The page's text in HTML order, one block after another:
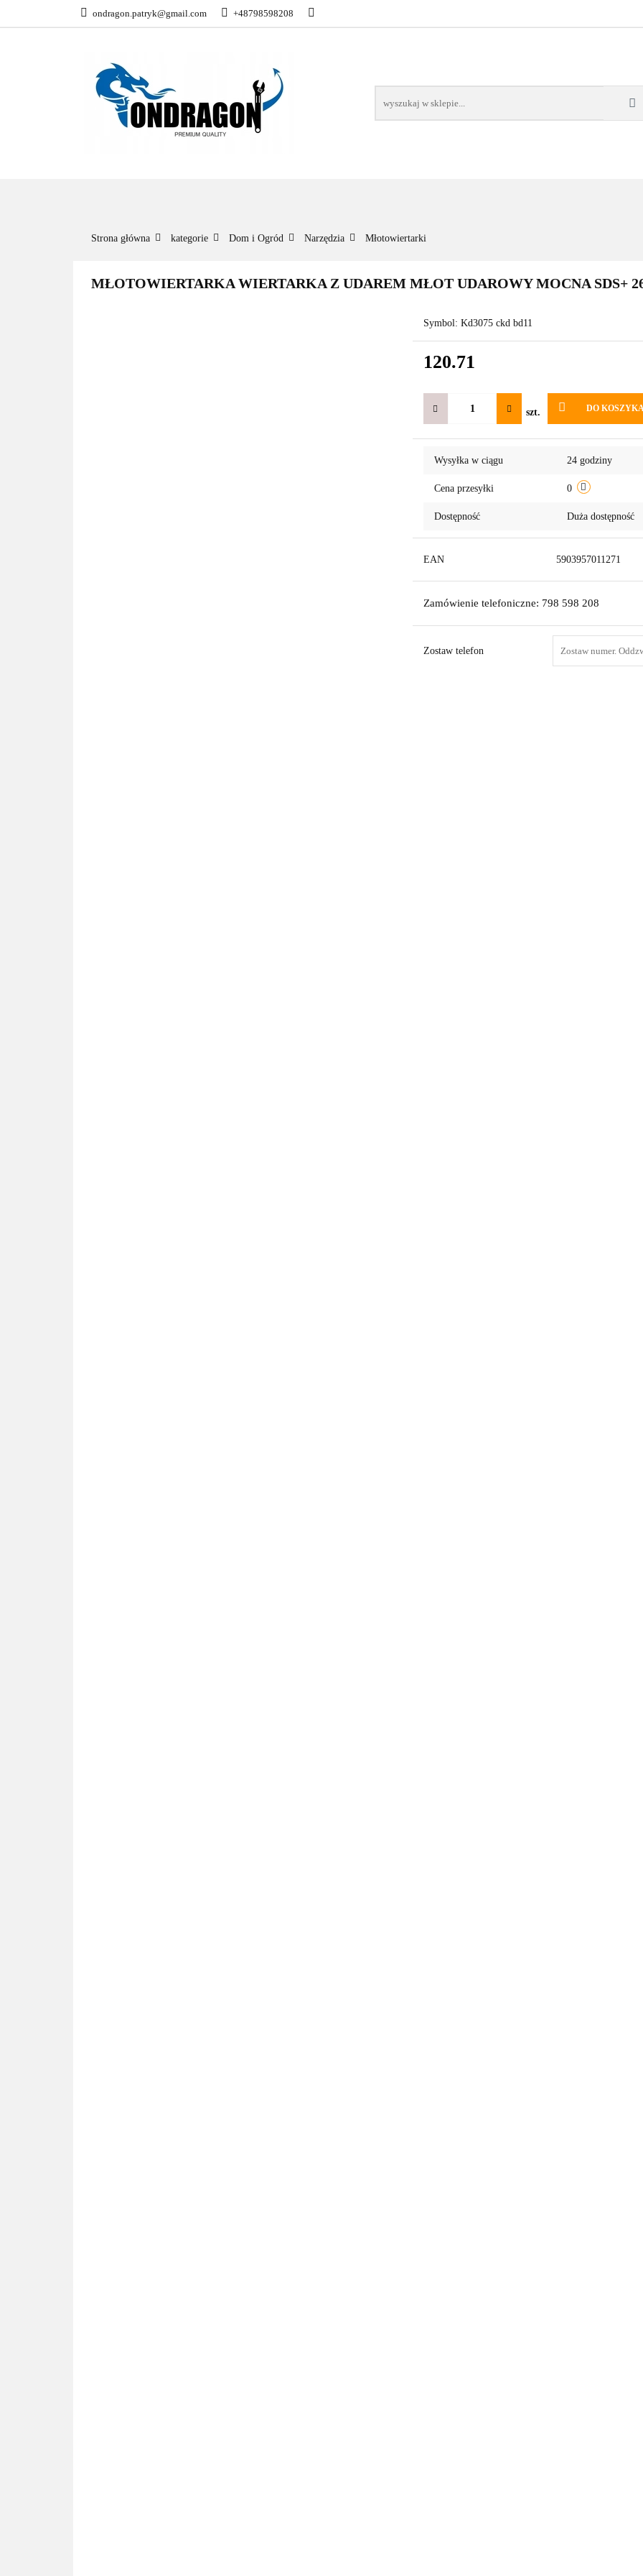
ondragon.patryk@gmail.com +48798598208
KATEGORIE NOWOŚCI BESTSELLERY WSZYSTKIE TOWARY
Strona główna kategorie Dom i Ogród Narzędzia Młotowiertarki
MŁOTOWIERTARKA WIERTARKA Z UDAREM MŁOT UDAROWY MOCNA SDS+
Symbol: Kd3075 ckd bd11
120.71
szt. DO
Wysyłka w ciągu 24 godziny
Cena przesyłki 0
Dostępność Duża dostępność
EAN 5903957011271
Zamówienie telefoniczne: 798 598 208
Zostaw telefon